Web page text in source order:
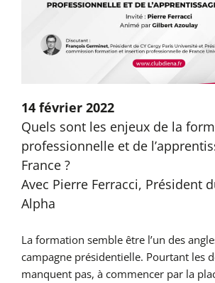
14 février 2022
Quels sont les enjeux de la
professionnelle et de
France ?
Avec Pierre Ferracci, Président
Alpha
La formation semble être l’un des
campagne présidentielle. Pourtant les
manquent pas, à commencer par la